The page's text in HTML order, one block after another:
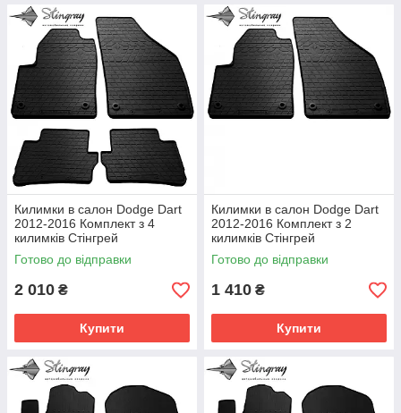
Килимки в салон Dodge Dart
2012-2016 Комплект з 4
килимків Стінгрей
Готово до відправки
2 010 ₴
Купити
Килимки в салон Dodge Dart
2012-2016 Комплект з 2
килимків Стінгрей
Готово до відправки
1 410 ₴
Купити